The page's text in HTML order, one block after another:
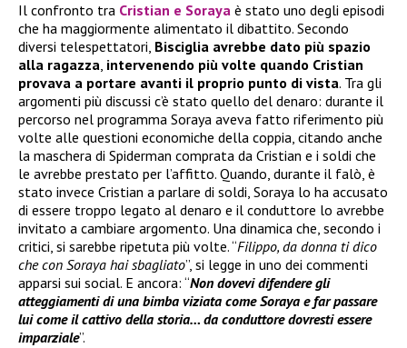
Il confronto tra Cristian e Soraya è stato uno degli episodi
che ha maggiormente alimentato il dibattito. Secondo
diversi telespettatori, Bisciglia avrebbe dato più spazio
alla ragazza, intervenendo più volte quando Cristian
provava a portare avanti il proprio punto di vista. Tra gli
argomenti più discussi c’è stato quello del denaro: durante il
percorso nel programma Soraya aveva fatto riferimento più
volte alle questioni economiche della coppia, citando anche
la maschera di Spiderman comprata da Cristian e i soldi che
le avrebbe prestato per l’affitto. Quando, durante il falò, è
stato invece Cristian a parlare di soldi, Soraya lo ha accusato
di essere troppo legato al denaro e il conduttore lo avrebbe
invitato a cambiare argomento. Una dinamica che, secondo i
critici, si sarebbe ripetuta più volte. “Filippo, da donna ti dico
che con Soraya hai sbagliato”, si legge in uno dei commenti
apparsi sui social. E ancora: “Non dovevi difendere gli
atteggiamenti di una bimba viziata come Soraya e far passare
lui come il cattivo della storia… da conduttore dovresti essere
imparziale”.